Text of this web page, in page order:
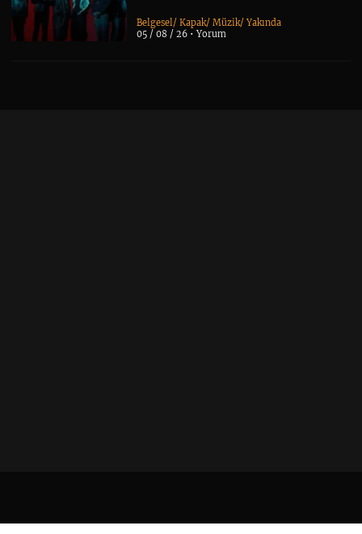
Belgesel/Kapak/Müzik/Yakında
05 / 08 / 26 •Yorum